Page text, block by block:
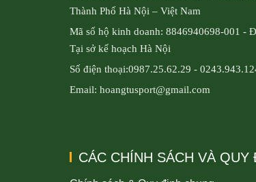
Thành Phố Hà Nội – Việt Nam
Mã số hộ kinh doanh: 8846940698-001 -
Tại sở kế hoạch Hà Nội
Số điện thoại:0987.25.62.29 -
Email: hoangtusport@gmail.com
CÁC CHÍNH SÁCH VÀ QUY